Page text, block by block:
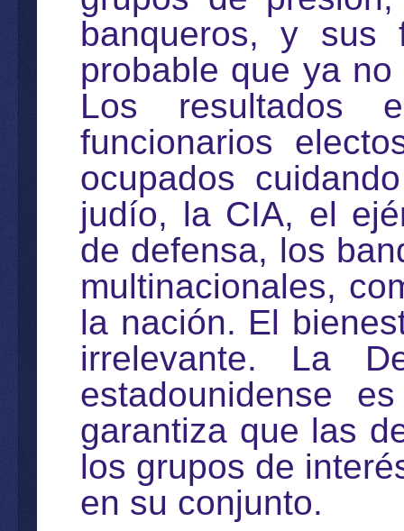
banqueros, y sus
probable que ya
Los resultados
funcionarios
ocupados
judío, la CIA, el
de defensa, los
multinacionales,
la nación. El
irrelevante. La
estadounidense
garantiza que las
los grupos de
en su conjunto.